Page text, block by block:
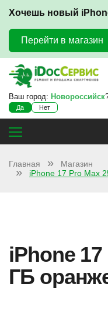
Хочешь новый
Перейти в магазин
Ваш город: Новороссийск
Да Нет
Главная
Магазин
iPhone 17 Pro Max
iPhone
ГБ